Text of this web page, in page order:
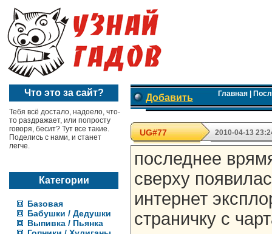
Что это за сайт?
Тебя всё достало, надоело, что-
то раздражает, или попросту
говоря, бесит? Тут все такие.
Поделись с нами, и станет
легче.
Категории
Базовая
Бабушки / Дедушки
Выпивка / Пьянка
Добавить Главная|
UG#77 2010-04-13
последнее
сверху
интернет
страничку с